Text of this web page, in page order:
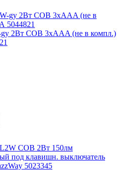
2Вт COB 3хAAA (не в компл.)